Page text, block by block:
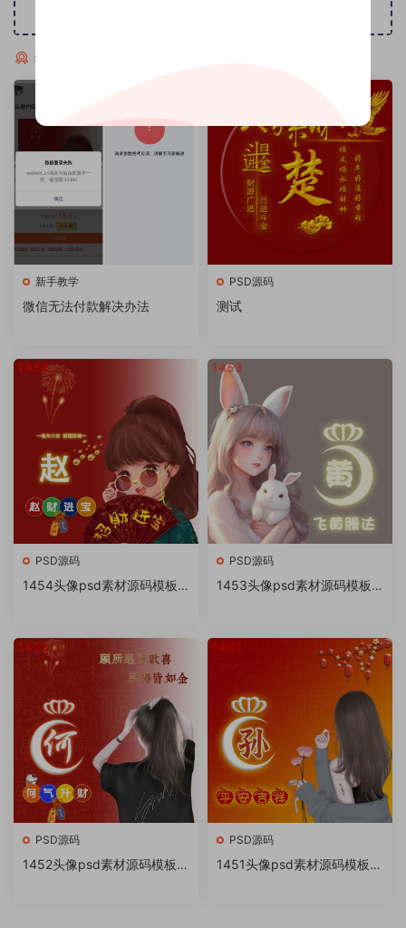
猜你喜欢
新手教学
微信无法付款解决办法
PSD源码
测试
PSD源码
1454头像psd素材源码模板
作教程软件
PSD源码
1453头像psd素材源码模板
作教程软件
PSD源码
1452头像psd素材源码模板源
PSD源码
1451头像psd素材源码模板源